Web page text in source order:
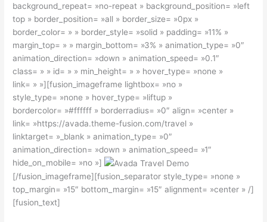
background_repeat= »no-repeat » background_position= »left
top » border_position= »all » border_size= »0px »
border_color= » » border_style= »solid » padding= »11% »
margin_top= » » margin_bottom= »3% » animation_type= »0″
animation_direction= »down » animation_speed= »0.1″
class= » » id= » » min_height= » » hover_type= »none »
link= » »][fusion_imageframe lightbox= »no »
style_type= »none » hover_type= »liftup »
bordercolor= »#ffffff » borderradius= »0″ align= »center »
link= »https://avada.theme-fusion.com/travel »
linktarget= »_blank » animation_type= »0″
animation_direction= »down » animation_speed= »1″
hide_on_mobile= »no »]
[/fusion_imageframe][fusion_separator style_type= »none »
top_margin= »15″ bottom_margin= »15″ alignment= »center » /]
[fusion_text]